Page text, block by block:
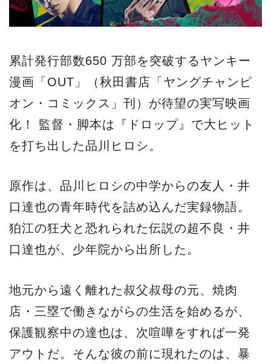
累計発行部数650 万部を突破するヤンキー
漫画「OUT」（秋田書店「ヤングチャンピ
オン・コミックス」刊）が待望の実写映画
化！ 監督・脚本は『ドロップ』で大ヒット
を打ち出した品川ヒロシ。
原作は、品川ヒロシの中学からの友人・井
口達也の青年時代を詰め込んだ実録物語。
狛江の狂犬と恐れられた伝説の超不良・井
口達也が、少年院から出所した。
地元から遠く離れた叔父叔母の元、焼肉
店・三塁で働きながらの生活を始めるが、
保護観察中の達也は、次喧嘩をすれば一発
アウトだ。そんな彼の前に現れたのは、暴